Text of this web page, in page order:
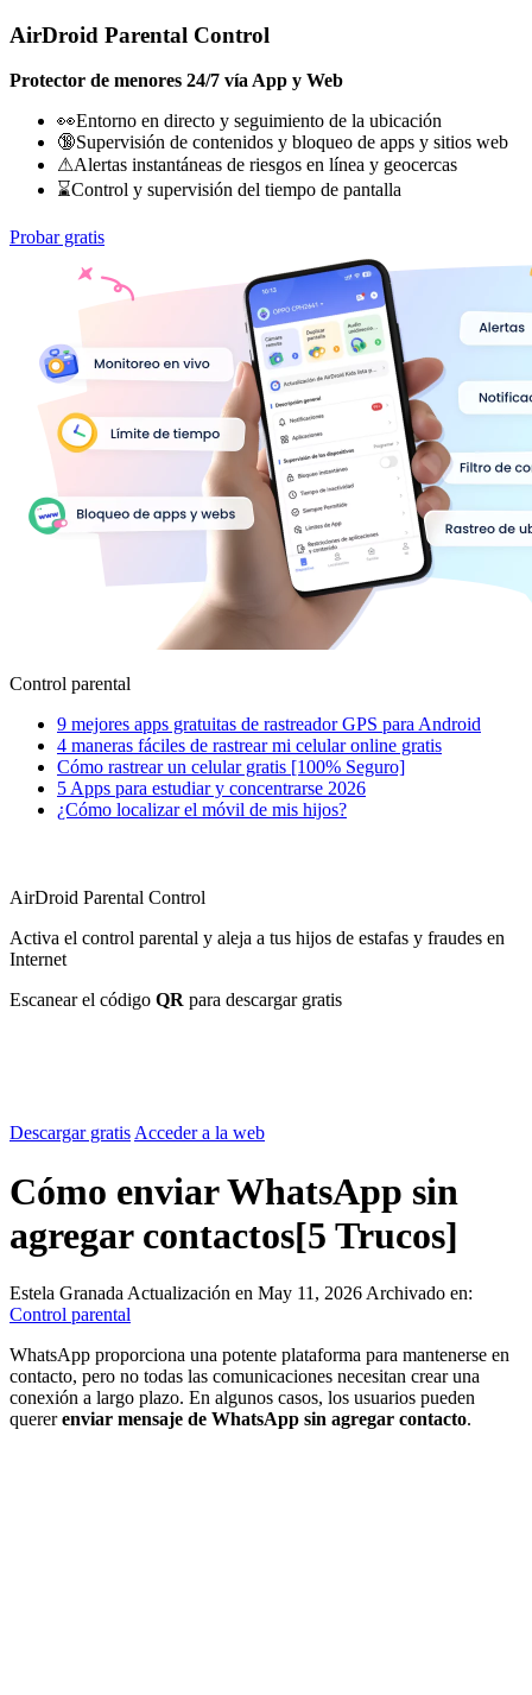
AirDroid Parental Control
Protector de menores 24/7 vía App y Web
👀Entorno en directo y seguimiento de la ubicación
🔞Supervisión de contenidos y bloqueo de apps y sitios web
⚠Alertas instantáneas de riesgos en línea y geocercas
⌛Control y supervisión del tiempo de pantalla
Probar gratis
Control parental
9 mejores apps gratuitas de rastreador GPS para Android
4 maneras fáciles de rastrear mi celular online gratis
Cómo rastrear un celular gratis [100% Seguro]
5 Apps para estudiar y concentrarse 2026
¿Cómo localizar el móvil de mis hijos?
AirDroid Parental Control
Activa el control parental y aleja a tus hijos de estafas y fraudes en
Internet
Escanear el código QR para descargar gratis
Descargar gratisAcceder a la web
Cómo enviar WhatsApp sin
agregar contactos[5 Trucos]
Estela Granada Actualización en May 11, 2026 Archivado en:
Control parental
WhatsApp proporciona una potente plataforma para mantenerse en
contacto, pero no todas las comunicaciones necesitan crear una
conexión a largo plazo. En algunos casos, los usuarios pueden
quererenviar mensaje de WhatsApp sin agregar contacto.